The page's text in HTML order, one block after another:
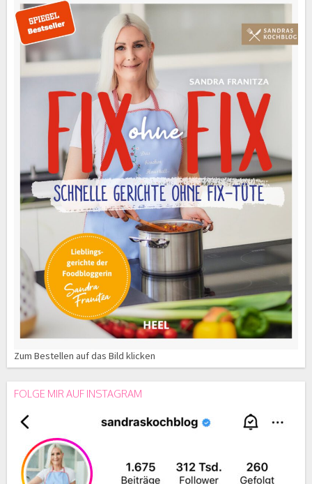
Zum Bestellen auf das Bild klicken
FOLGE MIR AUF INSTAGRAM